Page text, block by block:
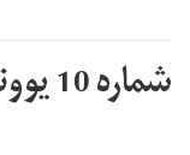
شماره 10 یوونتوس رویای کودکی دیبالا